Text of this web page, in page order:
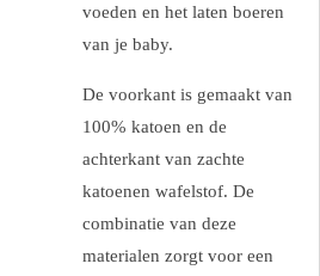
voeden en het laten boeren
van je baby.
De voorkant is gemaakt van
100% katoen en de
achterkant van zachte
katoenen wafelstof. De
combinatie van deze
materialen zorgt voor een